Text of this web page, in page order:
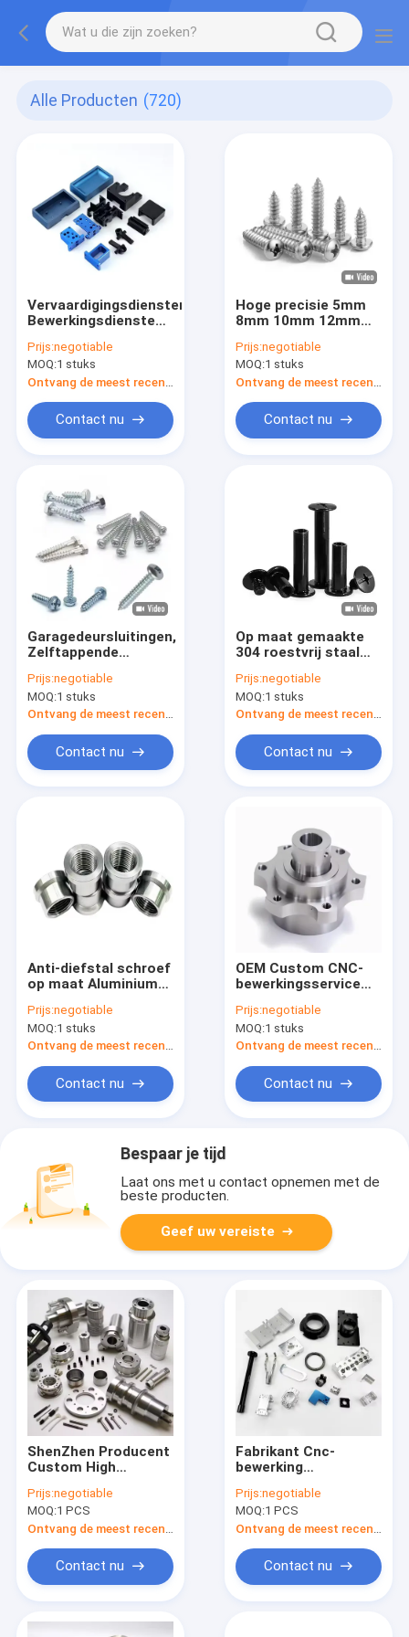
Alle Producten (720)
Vervaardigingsdiensten
Bewerkingsdiensten
roestvrij messing
Bewerkingsonderdeel
Cnc Onderdeel Cnc
Bewerkingscentrum
Service China
Wholesale Cnc Parts
Prijs:negotiable
MOQ:1 stuks
Contact nu
Hoge precisie 5mm
8mm 10mm 12mm
T6 T8 T10 T12
roestvrijstalen
trapeziumvormige
schroef spindel met
messing moer
Prijs:negotiable
MOQ:1 stuks
Contact nu
Garagedeursluitingen,
Zelftappende
met rubberen ring,
Railschroeven
Prijs:negotiable
MOQ:1 stuks
Contact nu
Op maat gemaakte
304 roestvrij staal
schroeven M3 M4 M5
M6 M8 DIN914 Cone
Point Grub Schroef
Schroeven
Prijs:negotiable
MOQ:1 stuks
Contact nu
Anti-diefstal schroef
op maat Aluminium
Countersunk Head
Security Schroef CD
Pattern Tamper
Prijs:negotiable
MOQ:1 stuks
Ontvang de meest recente Prijs
Contact nu
OEM Custom CNC-
bewerkingsservice
automobielonderdelen
Aluminium roestvrij
staal Messing CNC-
Prijs:negotiable
MOQ:1 stuks
Ontvang de meest recente Prijs
Contact nu
Bespaar je tijd
Laat ons met u contact opnemen met de
beste producten.
Geef uw vereiste
ShenZhen Producent
Custom High
Roestvrij staal Koper
Messing Cnc
Bewerkingsservice
Fressing Draaiende
onderdelen
Prijs:negotiable
MOQ:1 PCS
Contact nu
Fabrikant Cnc-
bewerking
Aluminium legering
Bewerkte onderdelen
Zwart geanodiseerd
Custom Cnc-
bewerking Service
Prijs:negotiable
MOQ:1 PCS
Contact nu